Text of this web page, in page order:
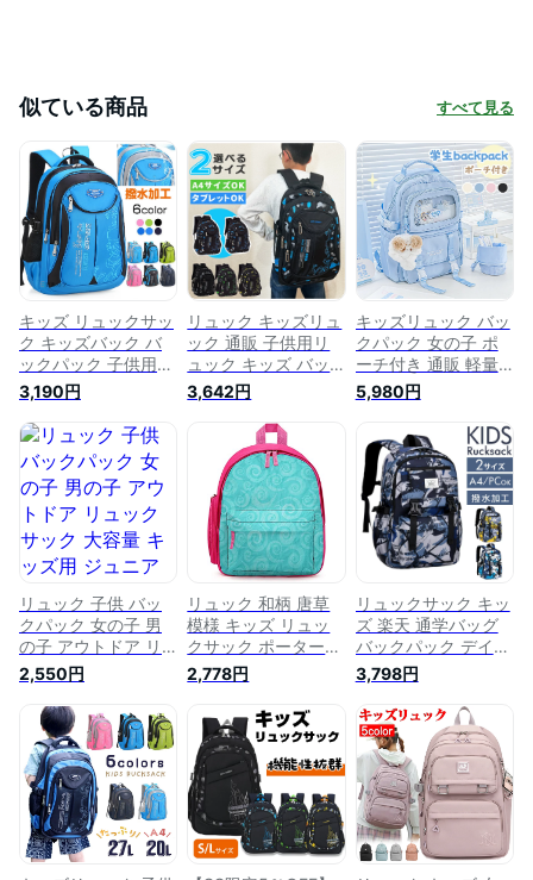
似ている商品 すべて見る
キッズ リュックサッ
ク キッズバック バ
ックパック 子供用
リュック 男の子 女
の子 塾バッグ 通学
リュック キッズリュ
ック 入学祝い 通学
アウトドア 遠足 デ
イパック ジュニア
軽量 可愛い 小学生
小学校 通学 通園
3,190円
リュック キッズリュ
ック 通販 子供用リ
ュック キッズ バッ
グ バック 男の子 女
の子 アウトドア 遠
足 キッズバッグ バ
ックパック 通学 通
学リュック 幼稚園
小学生 大容量 遠足
リュック 子供 子ど
も おしゃれ オシャ
レ 軽い シンプル カ
ジュアル キャンプ
3,642円
キッズリュック バッ
クパック 女の子 ポ
ーチ付き 通販 軽量
4color 大容量 A4対
応 防水 キッズ リュ
ック スクールリュッ
ク リュックサック
子供 子ども 子ども
リュックサック 子供
リュック 撥水 通学
おしゃれ 遠足 かわ
いい 男の子 小学生
5,980円
リュック 子供 バッ
クパック 女の子 男
の子 アウトドア リ
ュックサック 大容量
キッズ用 ジュニア用
子供用 小学生 低学
年 高学年 アウトド
ア おしゃれ リュッ
ク 女の子 こども 子
供 子ども キッズ ラ
ージ 小学生 リバテ
ィ 人気 おしゃれ 子
供 バックパック
2,550円
リュック 和柄 唐草
模様 キッズ リュッ
クサック ポーター
リュック 通学リュッ
ク 子供デイパック
双肩バッグ ランドセ
ル バックパック 小
学生 キッズ用 遠足
通学 旅行 通園 入園
幼児 お祝い プレゼ
ント 軽量 大容量 男
の子 女の子 人気
2,778円
リュックサック キッ
ズ 楽天 通学バッグ
バックパック デイパ
ック リュック キッ
ズリュック キッズバ
ッグ キッズバック
子ども こども 子供
子供用 子ども用 ナ
イロン 撥水 はっ水
男の子 女の子 柄 ア
ウトドア 遠足 小学
生 学童 旅行 トラベ
ル
3,798円